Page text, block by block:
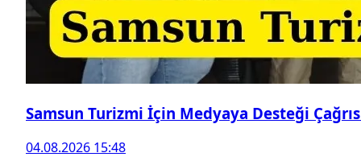
Samsun Turizmi İçin Medyaya Desteği
04.08.2026 15:48